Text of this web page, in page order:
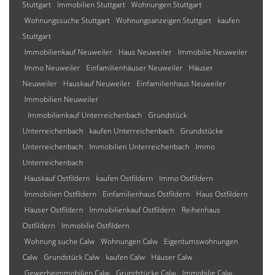
Stuttgart
Immobilien Stuttgart Wohnungen Stuttgart
Wohnungssuche Stuttgart Wohnungsanzeigen Stuttgart
kaufen
Stuttgart
Immobilienkauf Neuweiler
Haus Neuweiler
Immobilie Neuweiler
Immo Neuweiler
Einfamilienhäuser Neuweiler
Häuser
Neuweiler
Hauskauf Neuweiler
Einfamilienhaus Neuweiler
Immobilien Neuweiler
Immobilienkauf Unterreichenbach
Grundstück
Unterreichenbach
kaufen Unterreichenbach
Grundstücke
Unterreichenbach
Immobilien Unterreichenbach
Immo
Unterreichenbach
Hauskauf Ostfildern
kaufen Ostfildern
Immo Ostfildern
Immobilien Ostfildern
Einfamilienhaus Ostfildern
Haus Ostfildern
Häuser Ostfildern
Immobilienkauf Ostfildern
Reihenhaus
Ostfildern
Immobilie Ostfildern
Wohnung suche Calw Wohnungen Calw
Eigentumswohnungen
Calw Grundstück Calw kaufen Calw
Häuser Calw
Gewerbeimmobilien Calw Grundstücke Calw Immobilie Calw